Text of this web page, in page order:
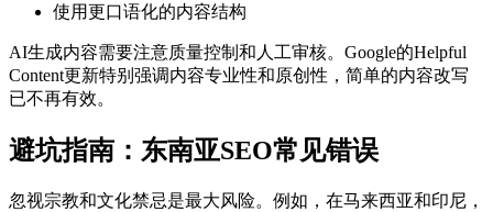
使用更口语化的内容结构
AI生成内容需要注意质量控制和人工审核。Google的Helpful
Content更新特别强调内容专业性和原创性，简单的内容改写
已不再有效。
避坑指南：东南亚SEO常见错误
忽视宗教和文化禁忌是最大风险。例如，在马来西亚和印尼，